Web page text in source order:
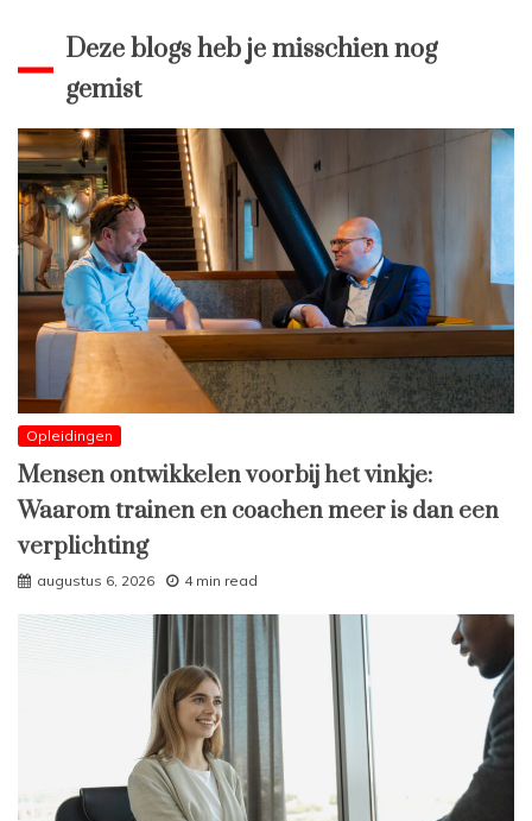
Deze blogs heb je misschien nog
gemist
Opleidingen
Mensen ontwikkelen voorbij het vinkje:
Waarom trainen en coachen meer is dan een
verplichting
augustus 6, 2026 4 min read